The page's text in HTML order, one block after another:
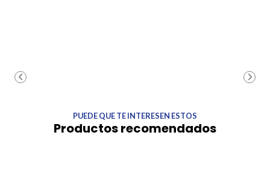
PUEDE QUE TE INTERESEN ESTOS
Productos recomendados